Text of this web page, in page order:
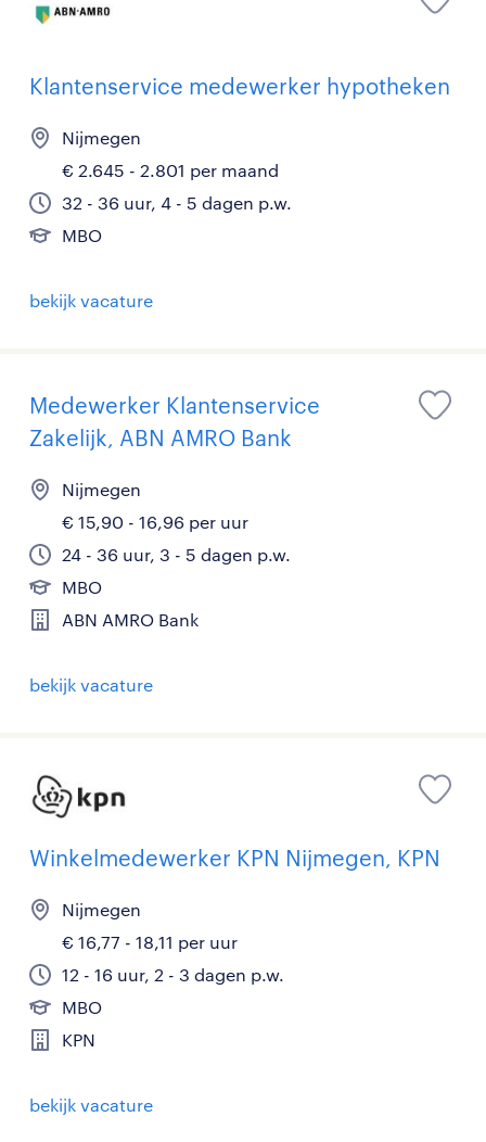
Klantenservice medewerker hypotheken
Nijmegen
€ 2.645 - 2.801 per maand
32 - 36 uur, 4 - 5 dagen p.w.
MBO
bekijk vacature
Medewerker Klantenservice
Zakelijk, ABN AMRO Bank
Nijmegen
€ 15,90 - 16,96 per uur
24 - 36 uur, 3 - 5 dagen p.w.
MBO
ABN AMRO Bank
bekijk vacature
Winkelmedewerker KPN Nijmegen, KPN
Nijmegen
€ 16,77 - 18,11 per uur
12 - 16 uur, 2 - 3 dagen p.w.
MBO
KPN
bekijk vacature